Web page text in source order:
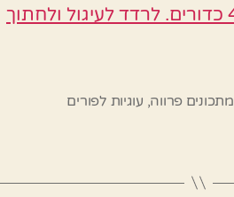
לנוח במקרר שעה. לחלק ל- 4 כדורים. לרדד לעיגול ולחתוך
מתכונים פרווה, עוגיות לפורים